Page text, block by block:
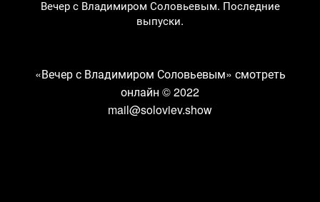
Вечер с Владимиром Соловьевым. Последние
выпуски.
«Вечер с Владимиром Соловьевым» смотреть
онлайн © 2022
mail@soloviev.show